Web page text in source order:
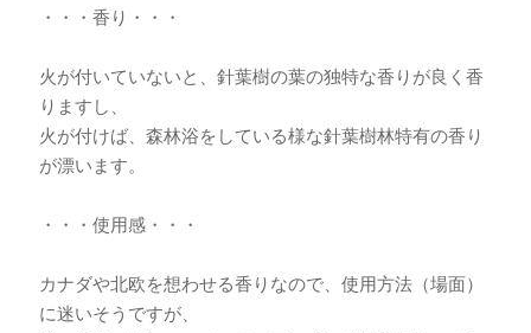
・・・香り・・・
火が付いていないと、針葉樹の葉の独特な香りが良く香
りますし、
火が付けば、森林浴をしている様な針葉樹林特有の香り
が漂います。
・・・使用感・・・
カナダや北欧を想わせる香りなので、使用方法（場面）
に迷いそうですが、